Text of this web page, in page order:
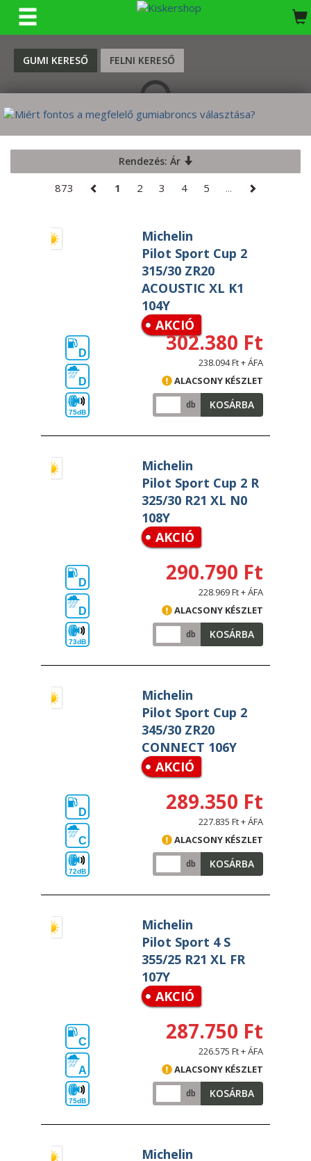
GUMI KERESŐ FELNI KERESŐ
Rendezés: Ár
873 1 2 3 4 5 ...
Michelin
Pilot Sport Cup 2
315/30 ZR20
ACOUSTIC XL K1
104Y
AKCIÓ
D
D
75dB
302.380 Ft
238.094 Ft + ÁFA
ALACSONY KÉSZLET
db KOSÁRBA
Michelin
Pilot Sport Cup 2 R
325/30 R21 XL N0
108Y
AKCIÓ
D
D
73dB
290.790 Ft
228.969 Ft + ÁFA
ALACSONY KÉSZLET
db KOSÁRBA
Michelin
Pilot Sport Cup 2
345/30 ZR20
CONNECT 106Y
AKCIÓ
D
C
72dB
289.350 Ft
227.835 Ft + ÁFA
ALACSONY KÉSZLET
db KOSÁRBA
Michelin
Pilot Sport 4 S
355/25 R21 XL FR
107Y
AKCIÓ
C
A
75dB
287.750 Ft
226.575 Ft + ÁFA
ALACSONY KÉSZLET
db KOSÁRBA
Michelin